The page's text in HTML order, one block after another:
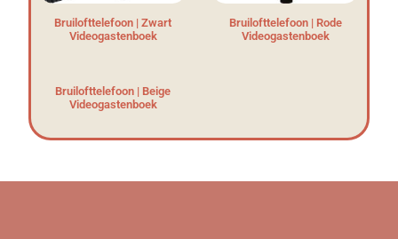
Bruilofttelefoon | Zwart
Videogastenboek
Bruilofttelefoon | Rode
Videogastenboek
Bruilofttelefoon | Beige
Videogastenboek